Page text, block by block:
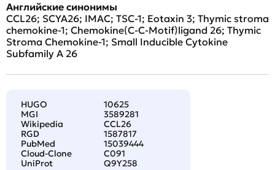
Английские синонимы
CCL26; SCYA26; IMAC; TSC-1; Eotaxin 3; Thymic stroma
chemokine-1; Chemokine(C-C-Motif)ligand 26; Thymic
Stroma Chemokine-1; Small Inducible Cytokine
Subfamily A 26
HUGO
10625
MGI
3589281
Wikipedia
CCL26
RGD
1587817
PubMed
15039444
Cloud-Clone
C091
UniProt
Q9Y258